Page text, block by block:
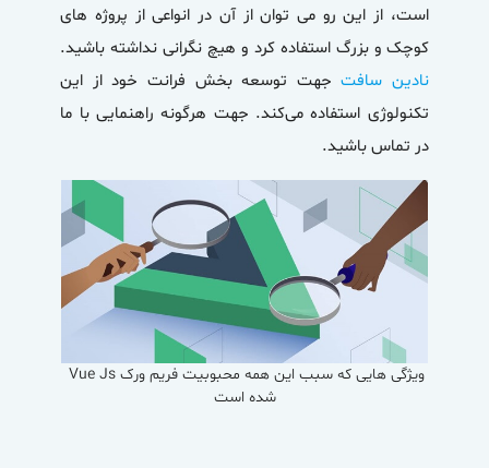
است، از این رو می توان از آن در انواعی از پروژه های
کوچک و بزرگ استفاده کرد و هیچ نگرانی نداشته باشید.
نادین سافتجهت توسعه بخش فرانت خود از این
تکنولوژی استفاده می‌کند. جهت هرگونه راهنمایی با ما
در تماس باشید.
شده است